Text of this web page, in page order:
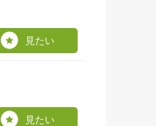
見たい
見たい